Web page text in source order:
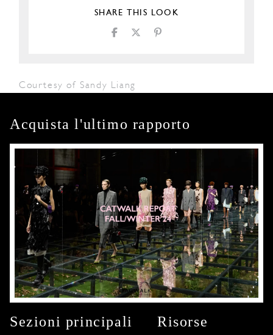
SHARE THIS LOOK
Courtesy of Sandy Liang
Acquista l'ultimo rapporto
Sezioni principali Risorse